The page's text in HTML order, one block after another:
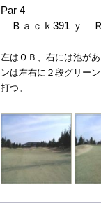
Par 4
Ｂａｃｋ391 ｙ
左はＯＢ、右には池が
ンは左右に２段グリー
打つ。